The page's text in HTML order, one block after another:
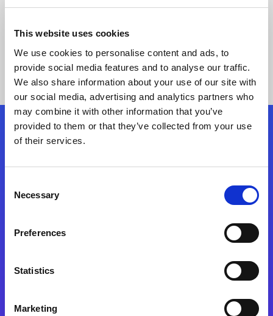
This website uses cookies
We use cookies to personalise content and ads, to
provide social media features and to analyse our traffic.
We also share information about your use of our site with
our social media, advertising and analytics partners who
may combine it with other information that you’ve
provided to them or that they’ve collected from your use
of their services.
Selection
Necessary
Preferences
Statistics
Marketing
Siga-nos